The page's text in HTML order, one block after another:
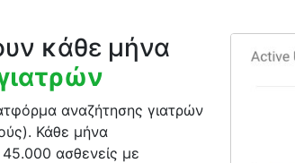
κάθε μήνα
αναζήτησης γιατρών
Κάθε μήνα
ασθενείς με